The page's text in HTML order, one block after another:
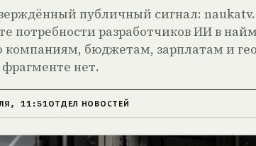
публичный сигнал:
потребности разработчиков ИИ в
компаниям, бюджетам, зарплатам и
нет.
11:51ОТДЕЛ НОВОСТЕЙ